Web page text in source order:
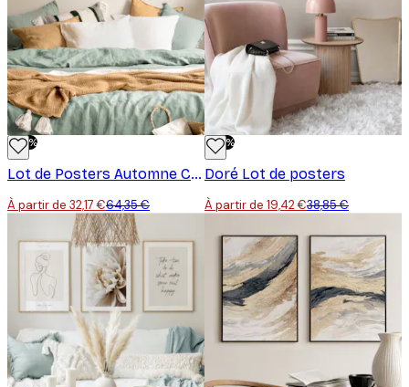
-50%
Lot de Posters Automne Chaleureux
À partir de 32,17 €64,35 €
-50%
Doré Lot de posters
À partir de 19,42 €38,85 €